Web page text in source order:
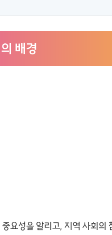
배경
요성을 알리고, 지역 사회의